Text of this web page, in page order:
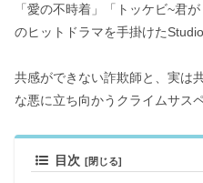
「愛の不時着」「トッケビ~君
のヒットドラマを手掛けた
共感ができない詐欺師と、実は
な悪に立ち向かうクライムサス
目次